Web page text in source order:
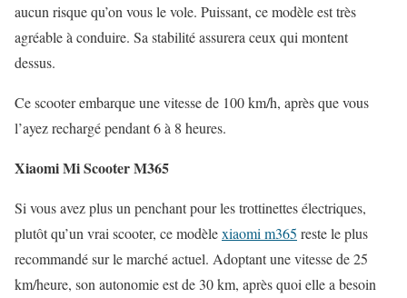
aucun risque qu’on vous le vole. Puissant, ce modèle est très
agréable à conduire. Sa stabilité assurera ceux qui montent
dessus.
Ce scooter embarque une vitesse de 100 km/h, après que vous
l’ayez rechargé pendant 6 à 8 heures.
Xiaomi Mi Scooter M365
Si vous avez plus un penchant pour les trottinettes électriques,
plutôt qu’un vrai scooter, ce modèlexiaomi m365 reste le plus
recommandé sur le marché actuel. Adoptant une vitesse de 25
km/heure, son autonomie est de 30 km, après quoi elle a besoin